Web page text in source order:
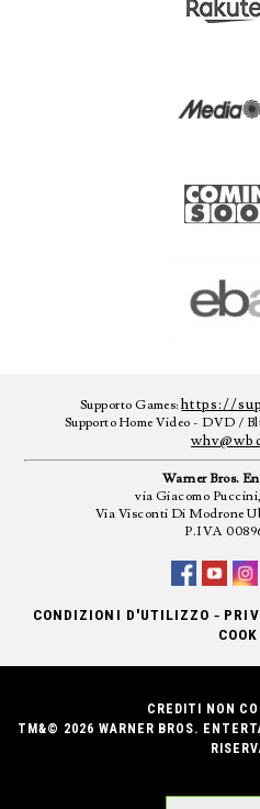
Supporto Games:https://
Supporto Home Video - DVD /
Warner Bros.
via Giacomo
Via Visconti Di Modrone
P.IVA
CONDIZIONI D'UTILIZZO -
CREDITI NON
TM&© 2026 WARNER BROS.